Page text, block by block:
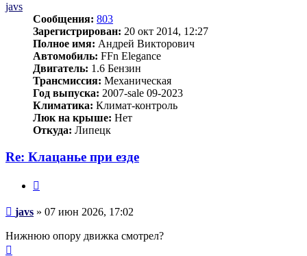
javs
Сообщения: 803
Зарегистрирован: 20 окт 2014, 12:27
Полное имя: Андрей Викторович
Автомобиль: FFn Elegance
Двигатель: 1.6 Бензин
Трансмиссия: Механическая
Год выпуска: 2007-sale 09-2023
Климатика: Климат-контроль
Люк на крыше: Нет
Откуда: Липецк
Re: Клацанье при езде
Сообщение
javs » 07 июн 2026, 17:02
Нижнюю опору движка смотрел?